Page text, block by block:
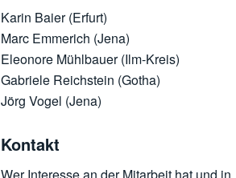
Karin Baier (Erfurt)
Marc Emmerich (Jena)
Eleonore Mühlbauer (Ilm-Kreis)
Gabriele Reichstein (Gotha)
Jörg Vogel (Jena)
Kontakt
Wer Interesse an der Mitarbeit hat und in